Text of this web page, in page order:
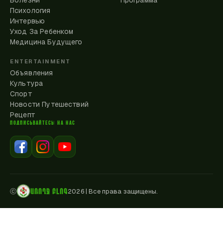
Психология
Интервью
Уход За Ребенком
Медицина Будущего
ENTERTAINMENT
Объявления
Культура
Спорт
Новости Путешествий
Рецепт
ПОДПИСЫВАЙТЕСЬ НА НАС
ⓒ ԱՌՈՂՋ ԲԼՈԳ2026|Все права защищены.